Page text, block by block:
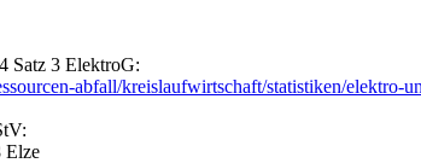
Satz 3 ElektroG:
abfall/kreislaufwirtschaft/statistiken/elektro-
Elze